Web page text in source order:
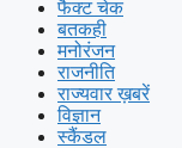
फैक्ट चेक
बतकही
मनोरंजन
राजनीति
राज्यवार ख़बरें
विज्ञान
स्कैंडल